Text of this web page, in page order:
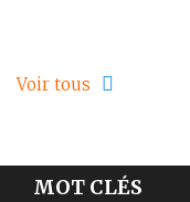
Voir tous
MOT CLÉS